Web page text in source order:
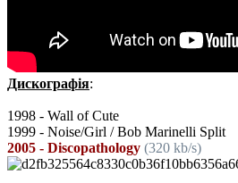
Дискографія:
1998 - Wall of Cute
1999 - Noise/Girl / Bob Marinelli Split
2005 - Discopathology (320 kb/s)